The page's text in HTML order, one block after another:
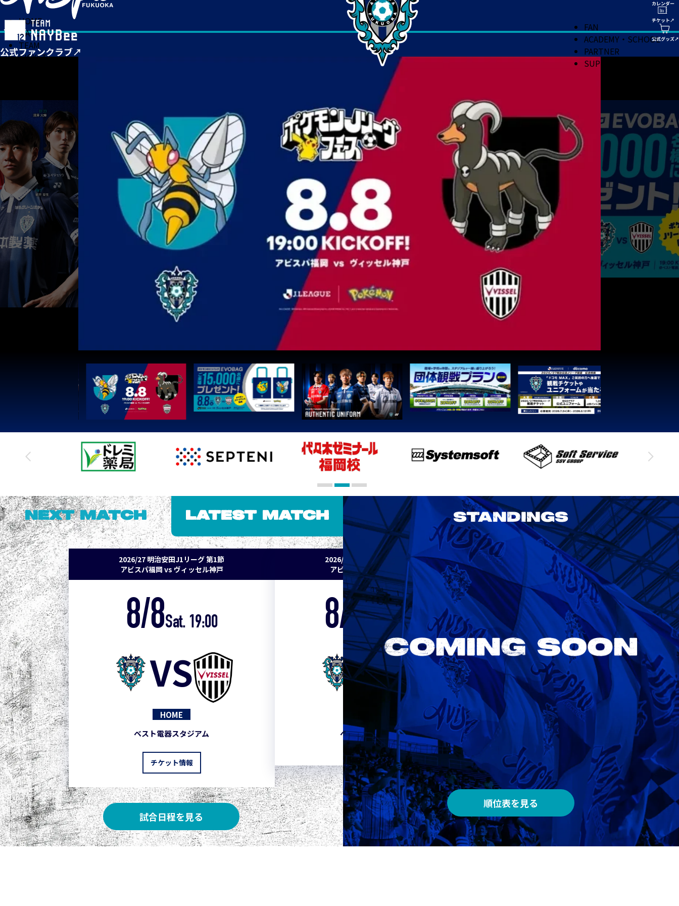
HOME
MATCH
TEAM
TICKET
FAN
ACADEMY・SCHOOL
PARTNER
SUPPORT
NEXT MATCH LATEST MATCH
2026/27 明治安田J1リーグ 第1節
アビスパ福岡 vs ヴィッセル神戸
8/8Sat. 19:00
VS
HOME
ベスト電器スタジアム
チケット情報
2026/27 明治安田J1リーグ 第2節
アビスパ福岡 vs セレッソ大阪
8/15Sat. 19:00
VS
ベスト電器スタジアム
2026/27 明治安田J1リーグ 第3節
アビスパ福岡 vs 鹿島アントラーズ
8/22Sat. 18:00
VS
AWAY
メルカリスタジアム
試合日程を見る
STANDINGS
順位表を見る